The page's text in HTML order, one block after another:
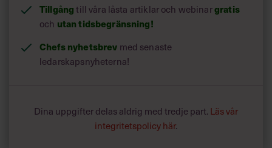
Tillgång till våra låsta artiklar och webinargratis
och utan tidsbegränsning!
Chefs nyhetsbrev med senaste
ledarskapsnyheterna!
Dina uppgifter delas aldrig med tredje part. Läs vår
integritetspolicy här.